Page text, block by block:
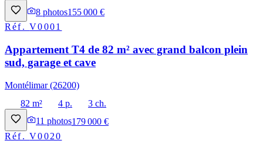
8 photos155 000 €
Réf.V0001
Appartement T4 de 82 m² avec grand balcon plein
sud, garage et cave
Montélimar (26200)
82 m²
4 p.
3 ch.
11 photos179 000 €
Réf.V0020